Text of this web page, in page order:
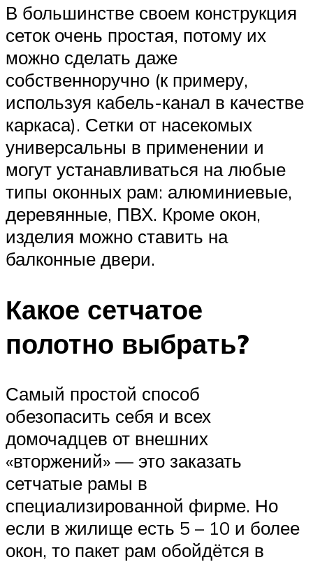
В большинстве своем конструкция
сеток очень простая, потому их
можно сделать даже
собственноручно (к примеру,
используя кабель-канал в качестве
каркаса). Сетки от насекомых
универсальны в применении и
могут устанавливаться на любые
типы оконных рам: алюминиевые,
деревянные, ПВХ. Кроме окон,
изделия можно ставить на
балконные двери.
Какое сетчатое
полотно выбрать?
Самый простой способ
обезопасить себя и всех
домочадцев от внешних
«вторжений» — это заказать
сетчатые рамы в
специализированной фирме. Но
если в жилище есть 5 – 10 и более
окон, то пакет рам обойдётся в